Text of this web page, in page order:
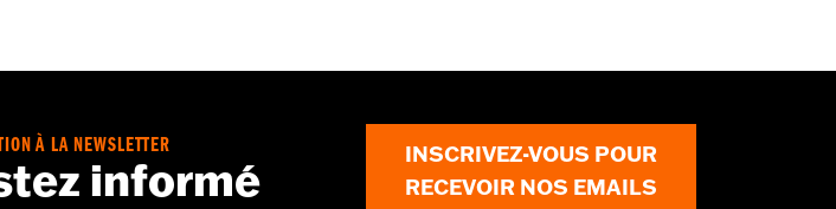
for full details
À LA NEWSLETTER
informé
INSCRIVEZ-VOUS POUR
RECEVOIR NOS EMAILS